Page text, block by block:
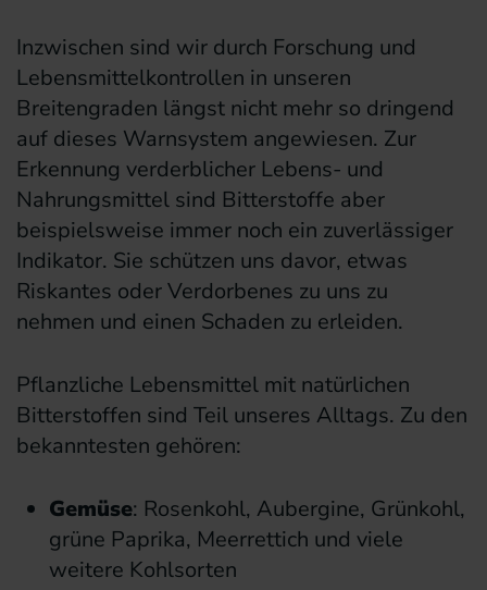
Inzwischen sind wir durch Forschung und
Lebensmittelkontrollen in unseren
Breitengraden längst nicht mehr so dringend
auf dieses Warnsystem angewiesen. Zur
Erkennung verderblicher Lebens- und
Nahrungsmittel sind Bitterstoffe aber
beispielsweise immer noch ein zuverlässiger
Indikator. Sie schützen uns davor, etwas
Riskantes oder Verdorbenes zu uns zu
nehmen und einen Schaden zu erleiden.
Pflanzliche Lebensmittel mit natürlichen
Bitterstoffen sind Teil unseres Alltags. Zu den
bekanntesten gehören:
Gemüse: Rosenkohl, Aubergine, Grünkohl,
grüne Paprika, Meerrettich und viele
weitere Kohlsorten